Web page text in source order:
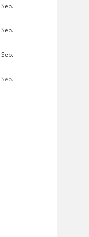
Sep.
Sep.
Sep.
Sep.